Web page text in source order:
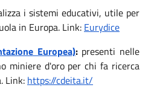
i sistemi educativi, utile per
in Europa. Link: Eurydice
Europea):presenti nelle
miniere d'oro per chi fa ricerca
Link: https://cdeita.it/